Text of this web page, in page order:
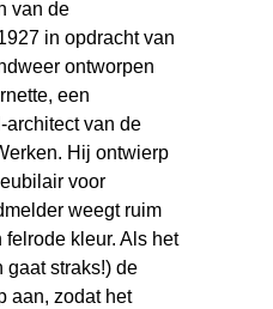
van de
in opdracht van
ontworpen
een
architect van de
Hij ontwierp
voor
weegt ruim
kleur. Als het
gaat straks!) de
aan, zodat het